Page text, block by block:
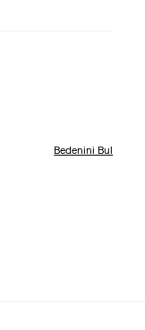
Bedenini Bul